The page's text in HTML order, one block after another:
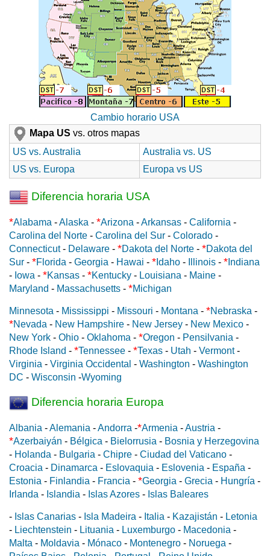
Cambio horario USA
Mapa US vs. otros mapas
US vs. Australia
Australia vs. US
US vs. Europa
Europa vs US
Diferencia horaria USA
*Alabama -Alaska - *Arizona -Arkansas - California -
Carolina del Norte - Carolina del Sur - Colorado -
Connecticut- Delaware - *Dakota del Norte - *Dakota del
Sur - *Florida - Georgia - Hawai - * Idaho - Illinois - * Indiana
- Iowa - *Kansas - *Kentucky - Louisiana - Maine -
Maryland - Massachusetts - *Michigan
Minnesota - Mississippi - Missouri - Montana - *Nebraska -
*Nevada - New Hampshire - New Jersey - New Mexico -
New York - Ohio - Oklahoma - *Oregon - Pensilvania -
Rhode Island - *Tennessee - *Texas - Utah - Vermont-
Virginia - Virginia Occidental - Washington - Washington
DC - Wisconsin -Wyoming
Diferencia horaria Europa
Albania -Alemania -Andorra -*Armenia -Austria -
*Azerbaiyán - Bélgica - Bielorrusia - Bosnia y Herzegovina
- Holanda - Bulgaria - Chipre - Ciudad del Vaticano -
Croacia - Dinamarca - Eslovaquia - Eslovenia - España -
Estonia - Finlandia - Francia - *Georgia - Grecia - Hungría -
Irlanda - Islandia - Islas Azores - Islas Baleares
- Islas Canarias - Isla Madeira - Italia - Kazajistán - Letonia
- Liechtenstein - Lituania - Luxemburgo - Macedonia -
Malta - Moldavia - Mónaco - Montenegro - Noruega -